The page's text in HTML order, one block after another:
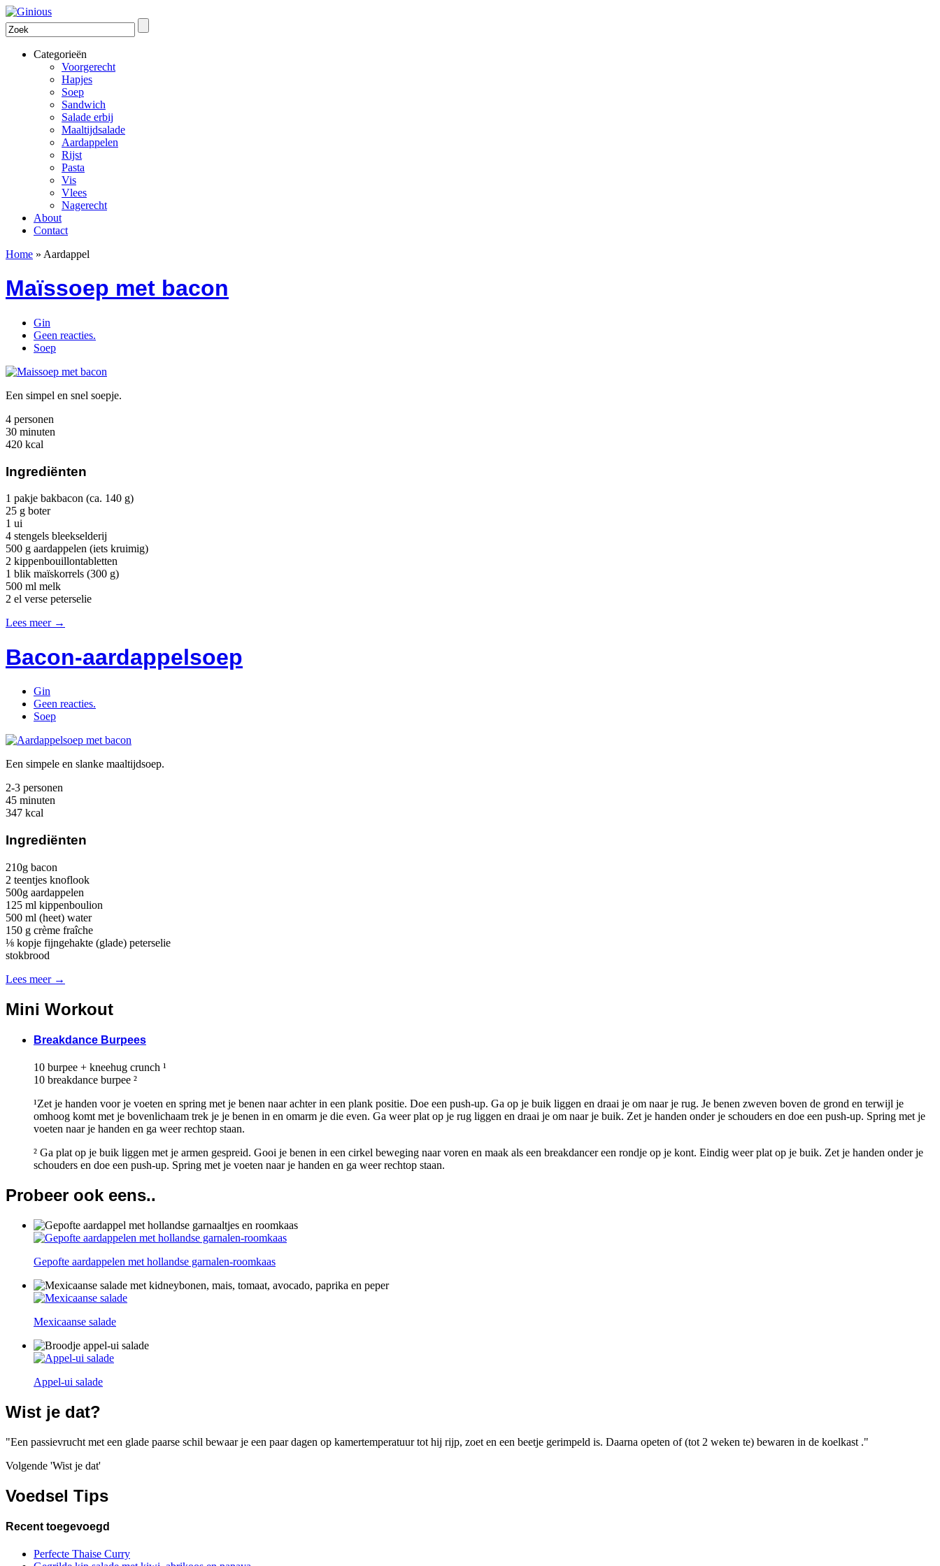
Categorieën
Voorgerecht
Hapjes
Soep
Sandwich
Salade erbij
Maaltijdsalade
Aardappelen
Rijst
Pasta
Vis
Vlees
Nagerecht
About
Contact
Home » Aardappel
Maïssoep met bacon
Gin
Geen reacties.
Soep
Een simpel en snel soepje.
4 personen
30 minuten
420 kcal
Ingrediënten
1 pakje bakbacon (ca. 140 g)
25 g boter
1 ui
4 stengels bleekselderij
500 g aardappelen (iets kruimig)
2 kippenbouillontabletten
1 blik maïskorrels (300 g)
500 ml melk
2 el verse peterselie
Lees meer →
Bacon-aardappelsoep
Gin
Geen reacties.
Soep
Een simpele en slanke maaltijdsoep.
2-3 personen
45 minuten
347 kcal
Ingrediënten
210g bacon
2 teentjes knoflook
500g aardappelen
125 ml kippenboulion
500 ml (heet) water
150 g crème fraîche
⅛ kopje fijngehakte (glade) peterselie
stokbrood
Lees meer →
Mini Workout
Breakdance Burpees
10 burpee + kneehug crunch ¹
10 breakdance burpee ²
¹Zet je handen voor je voeten en spring met je benen naar achter in een plank positie. Doe een push-up. Ga op je buik liggen en draai je om naar je rug. Je benen zweven boven de grond en terwijl je
omhoog komt met je bovenlichaam trek je je benen in en omarm je die even. Ga weer plat op je rug liggen en draai je om naar je buik. Zet je handen onder je schouders en doe een push-up. Spring met je
voeten naar je handen en ga weer rechtop staan.
² Ga plat op je buik liggen met je armen gespreid. Gooi je benen in een cirkel beweging naar voren en maak als een breakdancer een rondje op je kont. Eindig weer plat op je buik. Zet je handen onder je
schouders en doe een push-up. Spring met je voeten naar je handen en ga weer rechtop staan.
Probeer ook eens..
Gepofte aardappelen met hollandse garnalen-roomkaas
Mexicaanse salade
Appel-ui salade
Wist je dat?
Een passievrucht met een glade paarse schil bewaar je een paar dagen op kamertemperatuur tot hij rijp, zoet en een beetje gerimpeld is. Daarna opeten of (tot 2 weken te) bewaren in de koelkast .
Volgende 'Wist je dat'
Voedsel Tips
Recent toegevoegd
Perfecte Thaise Curry